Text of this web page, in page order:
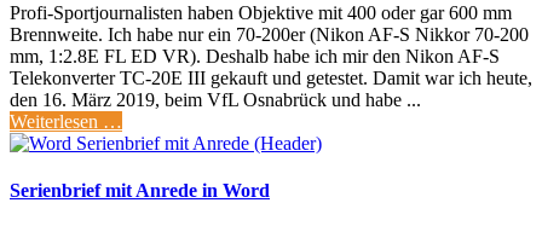
Profi-Sportjournalisten haben Objektive mit 400 oder gar 600 mm
Brennweite. Ich habe nur ein 70-200er (Nikon AF-S Nikkor 70-200
mm, 1:2.8E FL ED VR). Deshalb habe ich mir den Nikon AF-S
Telekonverter TC-20E III gekauft und getestet. Damit war ich heute,
den 16. März 2019, beim VfL Osnabrück und habe ...
Weiterlesen …
Serienbrief mit Anrede in Word